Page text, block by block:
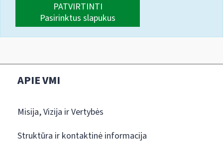
PATVIRTINTI
Pasirinktus slapukus
APIE VMI
Misija, Vizija ir Vertybės
Struktūra ir kontaktinė informacija